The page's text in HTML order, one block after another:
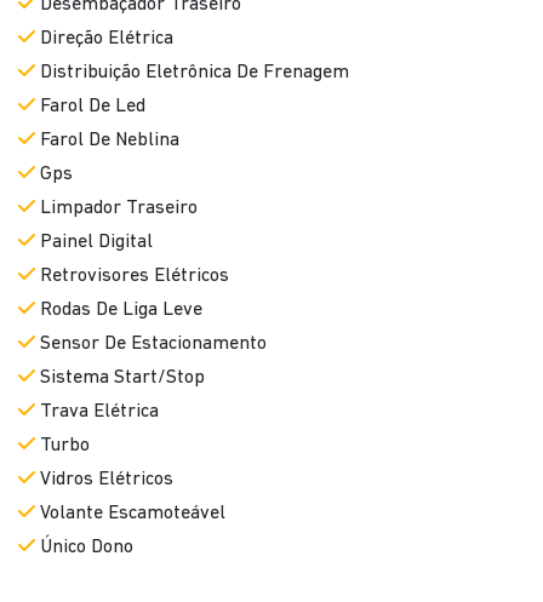
Desembaçador Traseiro
Direção Elétrica
Distribuição Eletrônica De Frenagem
Farol De Led
Farol De Neblina
Gps
Limpador Traseiro
Painel Digital
Retrovisores Elétricos
Rodas De Liga Leve
Sensor De Estacionamento
Sistema Start/Stop
Trava Elétrica
Turbo
Vidros Elétricos
Volante Escamoteável
Único Dono